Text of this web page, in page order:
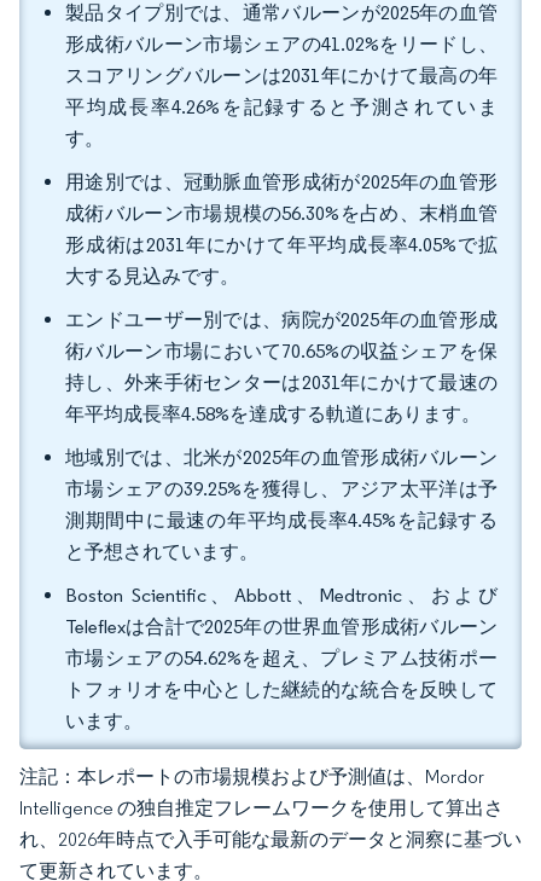
製品タイプ別では、通常バルーンが2025年の血管
形成術バルーン市場シェアの41.02%をリードし、
スコアリングバルーンは2031年にかけて最高の年
平均成長率4.26%を記録すると予測されていま
す。
用途別では、冠動脈血管形成術が2025年の血管形
成術バルーン市場規模の56.30%を占め、末梢血管
形成術は2031年にかけて年平均成長率4.05%で拡
大する見込みです。
エンドユーザー別では、病院が2025年の血管形成
術バルーン市場において70.65%の収益シェアを保
持し、外来手術センターは2031年にかけて最速の
年平均成長率4.58%を達成する軌道にあります。
地域別では、北米が2025年の血管形成術バルーン
市場シェアの39.25%を獲得し、アジア太平洋は予
測期間中に最速の年平均成長率4.45%を記録する
と予想されています。
Boston Scientific、Abbott、Medtronic、および
Teleflexは合計で2025年の世界血管形成術バルーン
市場シェアの54.62%を超え、プレミアム技術ポー
トフォリオを中心とした継続的な統合を反映して
います。
注記：本レポートの市場規模および予測値は、Mordor
Intelligence の独自推定フレームワークを使用して算出さ
れ、2026年時点で入手可能な最新のデータと洞察に基づい
て更新されています。